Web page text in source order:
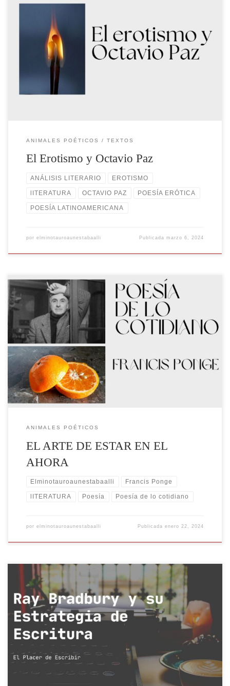
En la literatura de Octavio Paz, el erotismo se erige como un tema de
inagotable fascinación y profundidad. Su prolífica obra poética y sus
producción literaria, explora múltiples facetas del mismo.
Conduciéndonos por un viaje sensorial y emocional donde el cuerpo
y el alma se encuentran en un eterno abrazo. […]
ANIMALES POÉTICOS TEXTOS
El Erotismo y Octavio Paz
ANÁLISIS LITERARIO EROTISMO
lITERATURA OCTAVIO PAZ POESÍA ERÓTICA
POESÍA LATINOAMERICANA
por elminotauroaunestabaalli Publicadamarzo 6, 2024
“Sobre todo examinen lo habitual. No acepten sin discusión las
costumbres heredadas. Ante los hechos cotidianos, por favor, no digan:
‘Es natural’. En una época de confusión organizada, de desorden
decretado, de arbitrariedad planificada y de humanidad
deshumanizada… Nunca digan: ‘Es natural’, para que todo pueda ser
cambiado.” Bertolt Brecht […]
ANIMALES POÉTICOS
EL ARTE DE ESTAR EN EL
AHORA
Elminotauroaunestabaalli Francis Ponge
lITERATURA Poesía Poesía de lo cotidiano
por elminotauroaunestabaalli Publicadaenero 22, 2024
Ray Bradbury, es ampliamente conocido por su contribución a la
ciencia ficción y a la literatura del siglo XX. Su prolífica carrera
literaria se extendió a lo largo de más de siete décadas, durante las
cuales creó obras que han dejado una huella indeleble en la mente de